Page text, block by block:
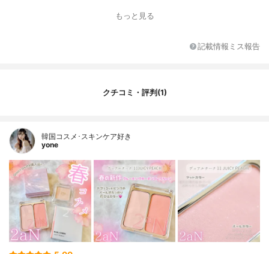
もっと見る
記載情報ミス報告
クチコミ・評判(1)
韓国コスメ･スキンケア好き
yone